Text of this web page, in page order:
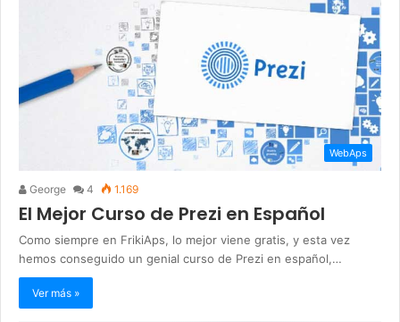
WebAps
George 4 1.169
El Mejor Curso de Prezi en Español
Como siempre en FrikiAps, lo mejor viene gratis, y esta vez
hemos conseguido un genial curso de Prezi en español,…
Ver más »